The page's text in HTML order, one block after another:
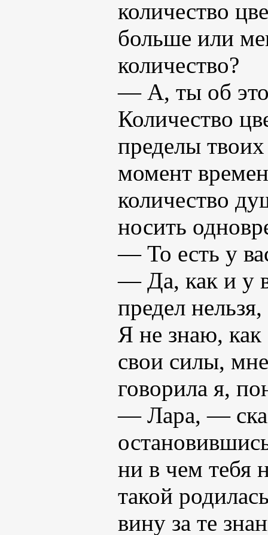
количество
больше или
количество?
— А, ты об
Количество
пределы
момент
количество
носить
— То есть у
— Да, как и у
предел
Я не знаю,
свои силы,
говорила я,
— Лара, —
ни в чем тебя
такой
вину за те